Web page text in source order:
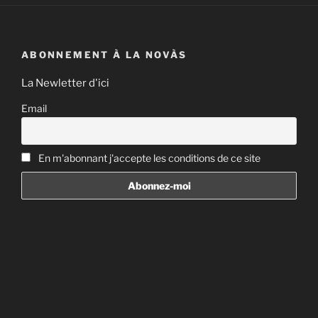
ABONNEMENT À LA NOVÀS
La Newletter d'ici
Email
En m'abonnant j'accepte les conditions de ce site